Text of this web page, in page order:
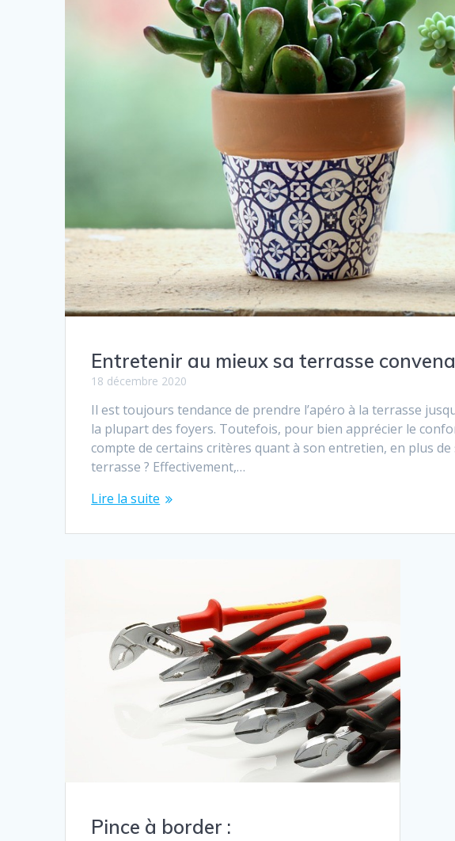
Entretenir au mieux sa terrasse
18 décembre 2020
Il est toujours tendance de prendre l’apéro à la terrasse
la plupart des foyers. Toutefois, pour bien apprécier le
compte de certains critères quant à son entretien, en plus
terrasse ? Effectivement,…
Lire la suite
Pince à border :